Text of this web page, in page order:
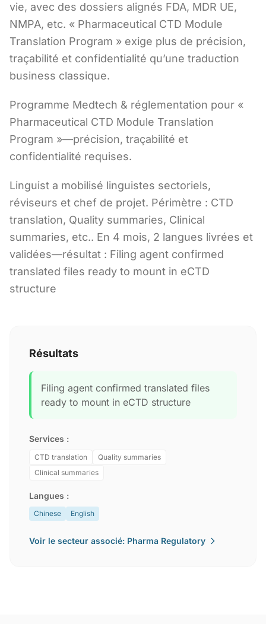
vie, avec des dossiers alignés FDA, MDR UE,
NMPA, etc. « Pharmaceutical CTD Module
Translation Program » exige plus de précision,
traçabilité et confidentialité qu’une traduction
business classique.
Programme Medtech & réglementation pour «
Pharmaceutical CTD Module Translation
Program »—précision, traçabilité et
confidentialité requises.
Linguist a mobilisé linguistes sectoriels,
réviseurs et chef de projet. Périmètre : CTD
translation, Quality summaries, Clinical
summaries, etc.. En 4 mois, 2 langues livrées et
validées—résultat : Filing agent confirmed
translated files ready to mount in eCTD
structure
Résultats
Filing agent confirmed translated files
ready to mount in eCTD structure
Services :
CTD translation
Quality summaries
Clinical summaries
Langues :
Chinese English
Voir le secteur associé: Pharma Regulatory